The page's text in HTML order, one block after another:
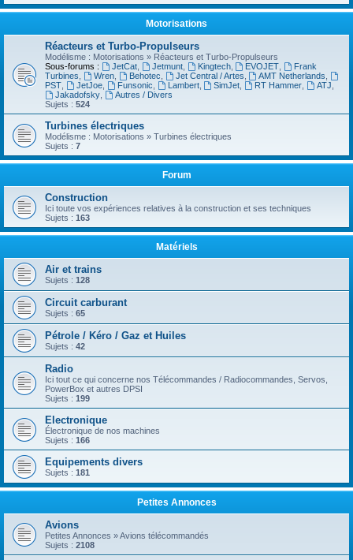
Motorisations
Réacteurs et Turbo-Propulseurs
Modélisme : Motorisations » Réacteurs et Turbo-Propulseurs
Sous-forums :
JetCat, Jetmunt, Kingtech, EVOJET
Frank
Turbines
Wren, Behotec Jet Central / Artes AMT Netherlands
PST
JetJoe, Funsonic Lambert, SimJet RT Hammer ATJ
Jakadofsky,
Autres / Divers
Sujets : 524
Turbines électriques
Modélisme : Motorisations » Turbines électriques
Sujets : 7
Forum
Construction
Ici toute vos expériences relatives à la construction et ses techniques
Sujets : 163
Matériels
Air et trains
Sujets : 128
Circuit carburant
Sujets : 65
Pétrole / Kéro / Gaz et Huiles
Sujets : 42
Radio
Ici tout ce qui concerne nos Télécommandes / Radiocommandes, Servos,
PowerBox et autres DPSI
Sujets : 199
Electronique
Électronique de nos machines
Sujets : 166
Equipements divers
Sujets : 181
Petites Annonces
Avions
Petites Annonces » Avions télécommandés
Sujets : 2108